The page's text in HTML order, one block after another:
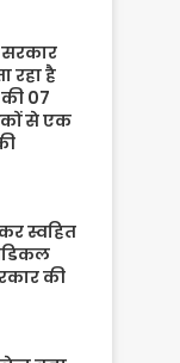
सरकार
रहा है
07
से एक
स्वहित
की